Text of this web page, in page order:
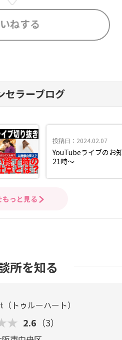
ねする
セラーブログ
投稿日：2024.02.07
YouTubeライブのお
21時～
もっと見る
所を知る
トゥルーハート）
2.6 （3）